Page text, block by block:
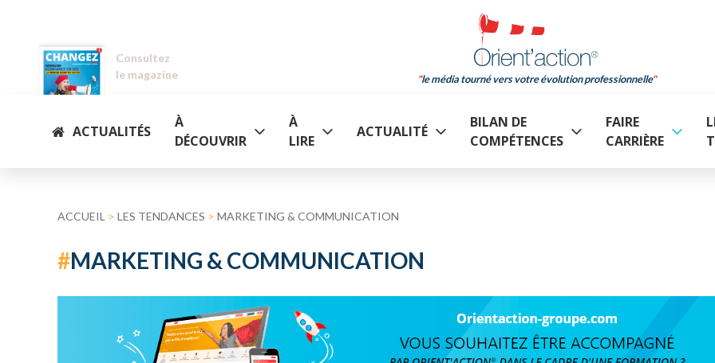
Consultez
le magazine
le média tourné vers votre évolution professionnelle
ACTUALITÉS
À
DÉCOUVRIR
À
LIRE
ACTUALITÉ
BILAN DE
COMPÉTENCES
FAIRE
CARRIÈRE
ACCUEIL > LES TENDANCES > MARKETING & COMMUNICATION
#MARKETING & COMMUNICATION